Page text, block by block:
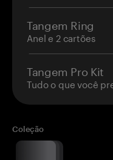
Tangem Ring
Anel e 2 cartões
Tangem Pro Kit
Tudo o que você
Coleção